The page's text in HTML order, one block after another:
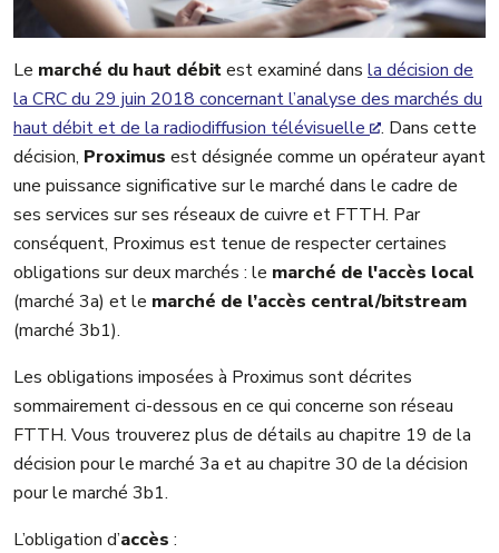
Le marché du haut débitest examiné dans la décision de
la CRC du 29 juin 2018 concernant l’analyse des marchés du
haut débit et de la radiodiffusion télévisuelle
. Dans cette
décision, Proximus est désignée comme un opérateur ayant
une puissance significative sur le marché dans le cadre de
ses services sur ses réseaux de cuivre et FTTH. Par
conséquent, Proximus est tenue de respecter certaines
obligations sur deux marchés : le marché de l'accès local
(marché 3a) et le marché de l’accès central/bitstream
(marché 3b1).
Les obligations imposées à Proximus sont décrites
sommairement ci-dessous en ce qui concerne son réseau
FTTH. Vous trouverez plus de détails au chapitre 19 de la
décision pour le marché 3a et au chapitre 30 de la décision
pour le marché 3b1.
L’obligation d’accès :